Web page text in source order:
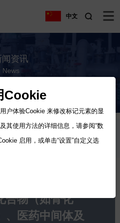
中文
闻资讯
News
行业文章
合物（如骨化
、医药中间体及
Cookie
户体验Cookie 来修改标记元素的显
其使用方法的详细信息，请参阅“数
启用，或单击“设置”自定义选